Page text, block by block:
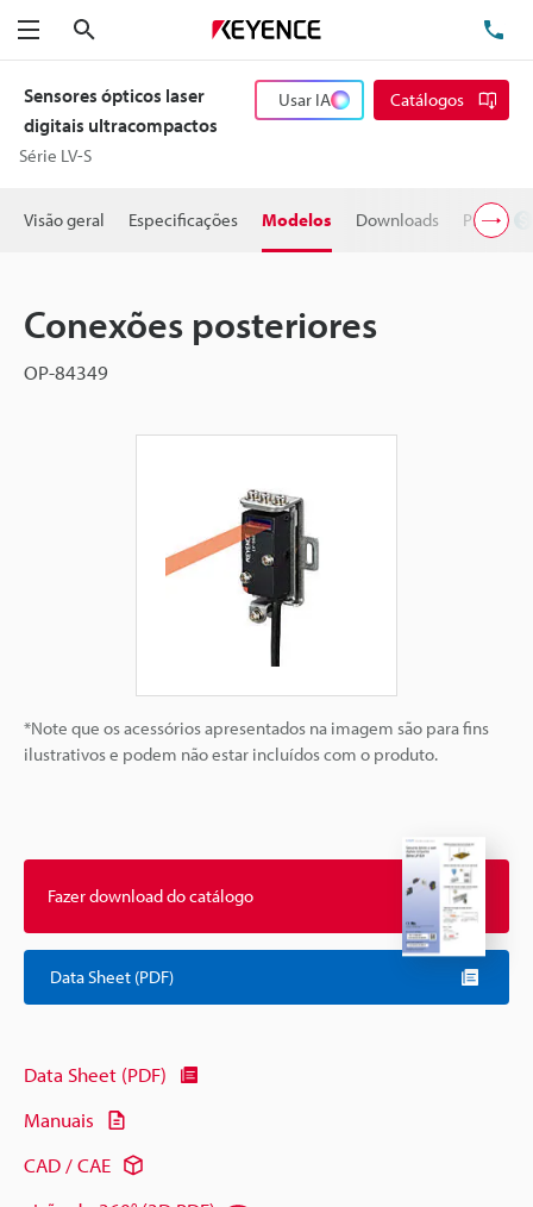
Menu
Sensores ópticos laser
digitais ultracompactos
Série LV-S
Usar IA Catálogos
Visão geral Especificações Modelos Downloads Preço
Conexões posteriores
OP-84349
*Note que os acessórios apresentados na imagem são para fins
ilustrativos e podem não estar incluídos com o produto.
Fazer download do catálogo
Data Sheet (PDF)
Data Sheet (PDF)
Manuais
CAD / CAE